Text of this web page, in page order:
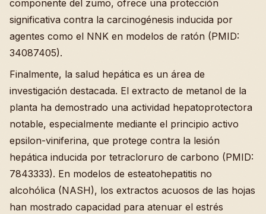
componente del zumo, ofrece una protección
significativa contra la carcinogénesis inducida por
agentes como el NNK en modelos de ratón (PMID:
34087405).
Finalmente, la salud hepática es un área de
investigación destacada. El extracto de metanol de la
planta ha demostrado una actividad hepatoprotectora
notable, especialmente mediante el principio activo
epsilon-viniferina, que protege contra la lesión
hepática inducida por tetracloruro de carbono (PMID:
7843333). En modelos de esteatohepatitis no
alcohólica (NASH), los extractos acuosos de las hojas
han mostrado capacidad para atenuar el estrés